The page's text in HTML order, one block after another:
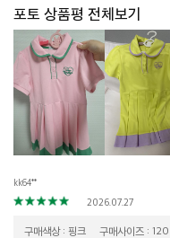
포토 상품평 전체보기
kk64**
2026.07.27
구매색상 : 핑크
구매사이즈 : 120